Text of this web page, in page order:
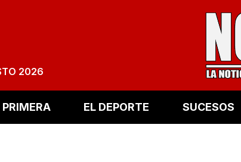
2026
PRIMERA EL DEPORTE SUCESOS